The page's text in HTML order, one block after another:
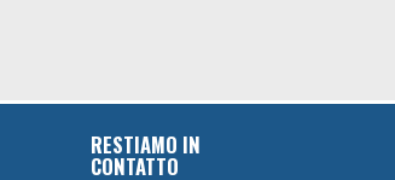
RESTIAMO IN
CONTATTO